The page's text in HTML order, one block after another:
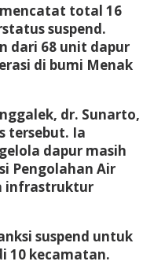
mencatat total 16
suspend.
dari 68 unit dapur
di bumi Menak
dr. Sunarto,
tersebut. Ia
dapur masih
Pengolahan Air
infrastruktur
suspend untuk
10 kecamatan.